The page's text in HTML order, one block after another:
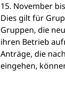
15. November
Dies gilt für
Gruppen, die
ihren Betrieb
Anträge, die
eingehen,